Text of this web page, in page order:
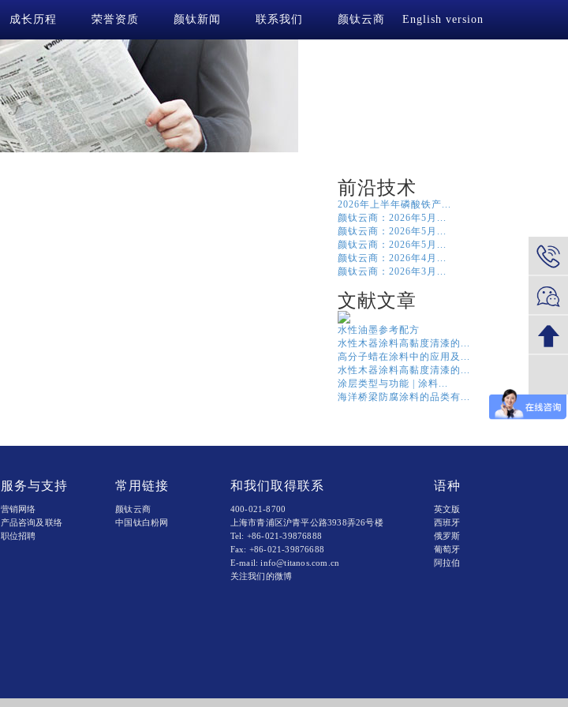
成长历程 荣誉资质 颜钛新闻 联系我们 颜钛云商 English version
前沿技术
2026年上半年磷酸铁产...
颜钛云商：2026年5月...
颜钛云商：2026年5月...
颜钛云商：2026年5月...
颜钛云商：2026年4月...
颜钛云商：2026年3月...
文献文章
水性油墨参考配方
水性木器涂料高黏度清漆的...
高分子蜡在涂料中的应用及...
水性木器涂料高黏度清漆的...
涂层类型与功能 | 涂料...
海洋桥梁防腐涂料的品类有...
服务与支持
营销网络
产品咨询及联络
职位招聘
常用链接
颜钛云商
中国钛白粉网
和我们取得联系
400-021-8700
上海市青浦区沪青平公路3938弄26号楼
Tel: +86-021-39876888
Fax: +86-021-39876688
E-mail: info@titanos.com.cn
关注我们的微博
语种
英文版
西班牙
俄罗斯
葡萄牙
阿拉伯